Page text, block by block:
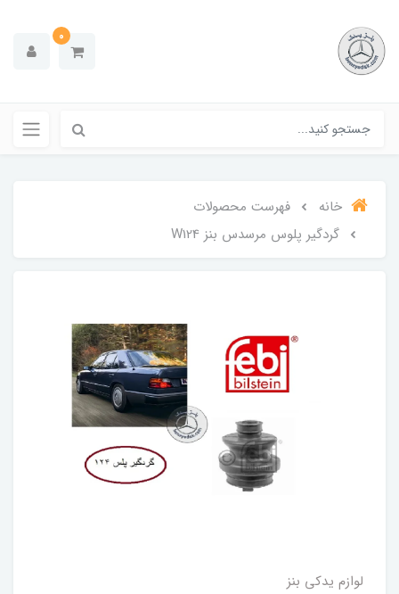
0
خانه
فهرست محصولات
گردگیر پلوس مرسدس بنز W124
لوازم یدکی بنز